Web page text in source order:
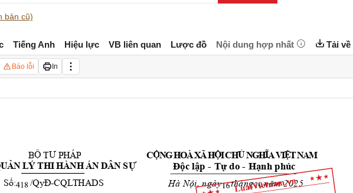
bản cũ)
Tiếng Anh Hiệu lực VB liên quan Lược đồ Nội dung hợp nhất Tải về
Báo lỗi In
BỘ TƯ PHÁP
ẢNLÝ THI HÀNH ÁN DÂN SỰ
CỘNGHOÀXÃHỘICHỦNGHĨAVIỆTNAM
Độc lập - Tự do - Hạnh phúc
Số:
      /Qy
Đ-CQLTHADS Hà Nội, ngày tháng năm 2025